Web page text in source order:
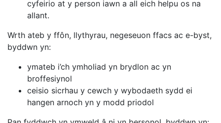
cyfeirio at y person iawn a all eich helpu os na
allant.
Wrth ateb y ffôn, llythyrau, negeseuon ffacs ac e-byst,
byddwn yn:
ymateb i’ch ymholiad yn brydlon ac yn
broffesiynol
ceisio sicrhau y cewch y wybodaeth sydd ei
hangen arnoch yn y modd priodol